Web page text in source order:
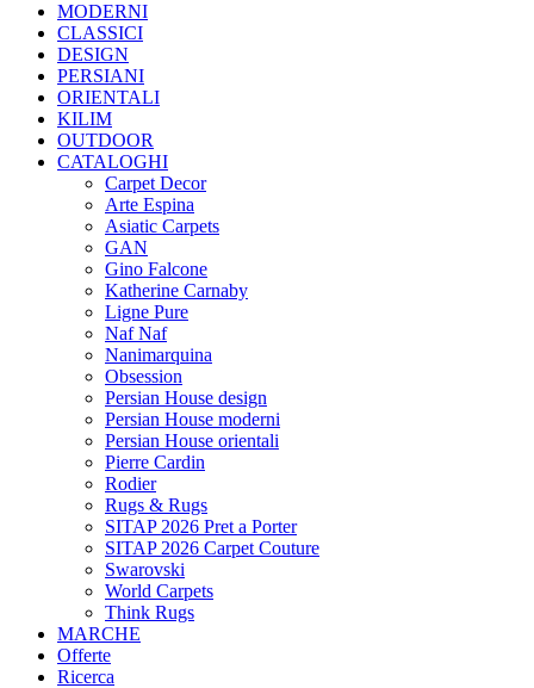
MODERNI
CLASSICI
DESIGN
PERSIANI
ORIENTALI
KILIM
OUTDOOR
CATALOGHI
Carpet Decor
Arte Espina
Asiatic Carpets
GAN
Gino Falcone
Katherine Carnaby
Ligne Pure
Naf Naf
Nanimarquina
Obsession
Persian House design
Persian House moderni
Persian House orientali
Pierre Cardin
Rodier
Rugs & Rugs
SITAP 2026 Pret a Porter
SITAP 2026 Carpet Couture
Swarovski
World Carpets
Think Rugs
MARCHE
Offerte
Ricerca